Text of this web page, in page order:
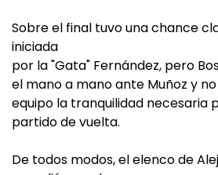
Sobre el final tuvo una chance
iniciada
por la "Gata" Fernández, pero
el mano a mano ante Muñoz y
equipo la tranquilidad necesaria
partido de vuelta.
De todos modos, el elenco de